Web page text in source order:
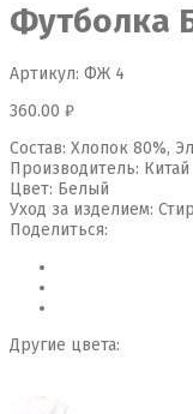
Футболка
Артикул: ФЖ 4
360.00 ₽
Состав: Хлопок 80%,
Производитель: Китай
Цвет: Белый
Уход за изделием:
Поделиться:
Другие цвета: